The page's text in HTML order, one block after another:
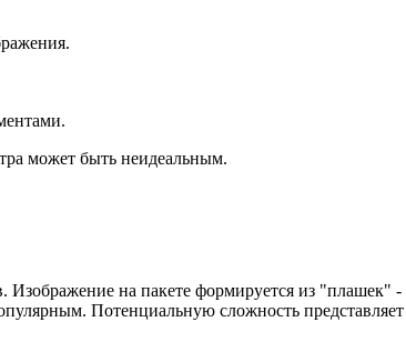
может быть неидеальным.
Изображение на пакете формируется из "плашек"
Потенциальную сложность